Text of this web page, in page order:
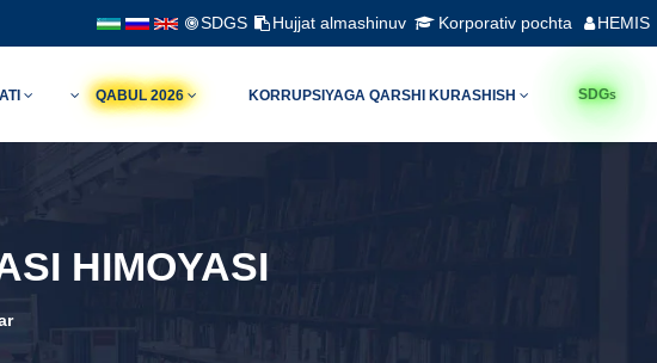
SDGS Hujjat almashinuv Korporativ pochta HEMIS
QABUL 2026 KORRUPSIYAGA QARSHI KURASHISH SDGs
HIMOYASI